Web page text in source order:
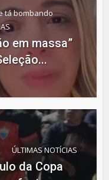
tá bombando
em massa”
ÚLTIMAS NOTÍCIAS
da Copa